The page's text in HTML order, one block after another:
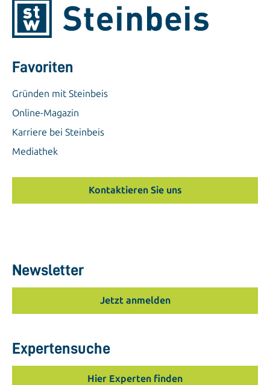
Favoriten
Gründen mit Steinbeis
Online-Magazin
Karriere bei Steinbeis
Mediathek
Kontaktieren Sie uns
Newsletter
Jetzt anmelden
Expertensuche
Hier Experten finden